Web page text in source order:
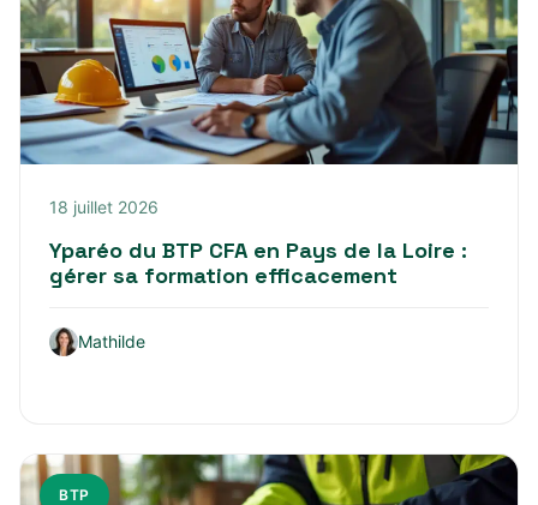
18 juillet 2026
Yparéo du BTP CFA en Pays de la Loire :
gérer sa formation efficacement
Mathilde
BTP